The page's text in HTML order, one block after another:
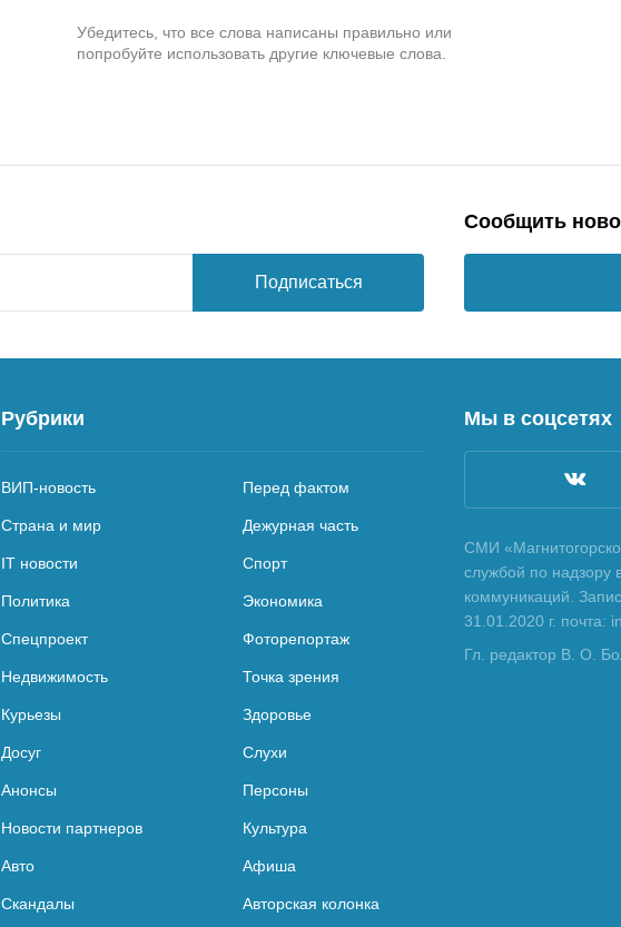
Убедитесь, что все слова написаны правильно или
попробуйте использовать другие ключевые слова.
Подписаться
Сообщить
Рубрики
ВИП-новость Перед фактом
Страна и мир Дежурная часть
IT новости Спорт
Политика Экономика
Спецпроект Фоторепортаж
Недвижимость Точка зрения
Курьезы Здоровье
Досуг Слухи
Анонсы Персоны
Новости партнеров Культура
Авто Афиша
Скандалы Авторская колонка
Мы в соцсетях
СМИ
службой по надзору
коммуникаций.
31.01.2020 г. почта:
Гл. редактор В. О.